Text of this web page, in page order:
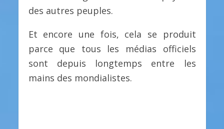
des autres peuples.
Et encore une fois, cela se produit
parce que tous les médias officiels
sont depuis longtemps entre les
mains des mondialistes.